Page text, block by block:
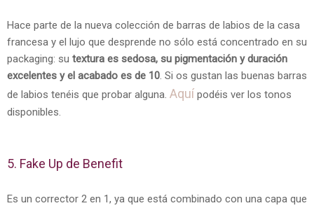
Hace parte de la nueva colección de barras de labios de la casa
francesa y el lujo que desprende no sólo está concentrado en su
packaging: su textura es sedosa, su pigmentación y duración
excelentes y el acabado es de 10. Si os gustan las buenas barras
de labios tenéis que probar alguna. Aquí podéis ver los tonos
disponibles.
5. Fake Up de Benefit
Es un corrector 2 en 1, ya que está combinado con una capa que